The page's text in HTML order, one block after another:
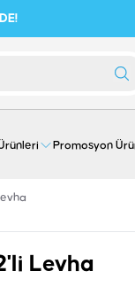
Promosyon
Levha